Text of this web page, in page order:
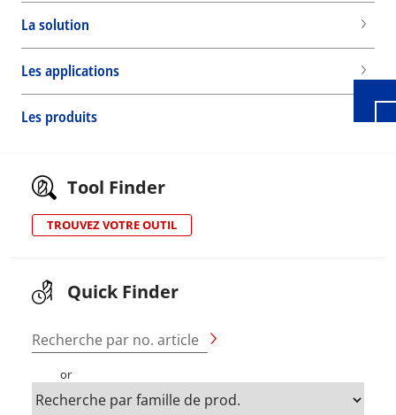
La solution
Les applications
Les produits
Tool Finder
TROUVEZ VOTRE OUTIL
Quick Finder
Recherche par no. article
or